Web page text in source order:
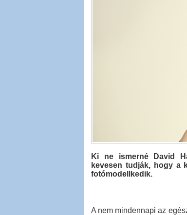
Ki ne ismerné David
kevesen tudják, hogy a
fotómodellkedik.
A nem mindennapi az